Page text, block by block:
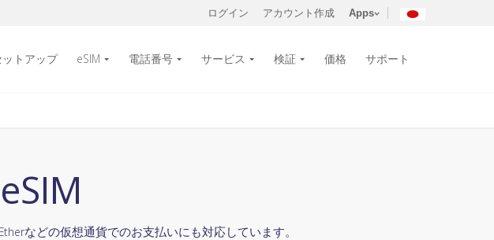
ログイン アカウント作成 Apps
ットアップ eSIM 電話番号 サービス 検証 価格 サポート
などの仮想通貨でのお支払いにも対応しています。